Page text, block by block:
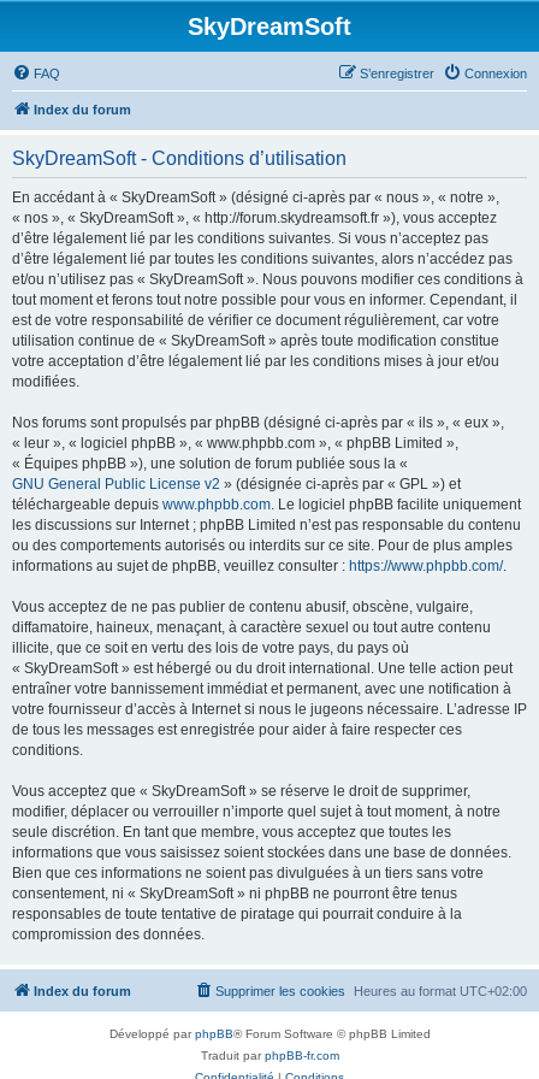
SkyDreamSoft
FAQ Connexion
S’enregistrer
Index du forum
SkyDreamSoft - Conditions d’utilisation
En accédant à « SkyDreamSoft » (désigné ci-après par « nous », « notre »,
« nos », « SkyDreamSoft », « http://forum.skydreamsoft.fr »), vous acceptez
d’être légalement lié par les conditions suivantes. Si vous n’acceptez pas
d’être légalement lié par toutes les conditions suivantes, alors n’accédez pas
et/ou n’utilisez pas « SkyDreamSoft ». Nous pouvons modifier ces conditions à
tout moment et ferons tout notre possible pour vous en informer. Cependant, il
est de votre responsabilité de vérifier ce document régulièrement, car votre
utilisation continue de « SkyDreamSoft » après toute modification constitue
votre acceptation d’être légalement lié par les conditions mises à jour et/ou
modifiées.
Nos forums sont propulsés par phpBB (désigné ci-après par « ils », « eux »,
« leur », « logiciel phpBB », « www.phpbb.com », « phpBB Limited »,
« Équipes phpBB »), une solution de forum publiée sous la «
GNU General Public License v2 » (désignée ci-après par « GPL ») et
téléchargeable depuis www.phpbb.com. Le logiciel phpBB facilite uniquement
les discussions sur Internet ; phpBB Limited n’est pas responsable du contenu
ou des comportements autorisés ou interdits sur ce site. Pour de plus amples
informations au sujet de phpBB, veuillez consulter : https://www.phpbb.com/.
Vous acceptez de ne pas publier de contenu abusif, obscène, vulgaire,
diffamatoire, haineux, menaçant, à caractère sexuel ou tout autre contenu
illicite, que ce soit en vertu des lois de votre pays, du pays où
« SkyDreamSoft » est hébergé ou du droit international. Une telle action peut
entraîner votre bannissement immédiat et permanent, avec une notification à
votre fournisseur d’accès à Internet si nous le jugeons nécessaire. L’adresse IP
de tous les messages est enregistrée pour aider à faire respecter ces
conditions.
Vous acceptez que « SkyDreamSoft » se réserve le droit de supprimer,
modifier, déplacer ou verrouiller n’importe quel sujet à tout moment, à notre
seule discrétion. En tant que membre, vous acceptez que toutes les
informations que vous saisissez soient stockées dans une base de données.
Bien que ces informations ne soient pas divulguées à un tiers sans votre
consentement, ni « SkyDreamSoft » ni phpBB ne pourront être tenus
responsables de toute tentative de piratage qui pourrait conduire à la
compromission des données.
Index du forum Heures au format UTC+02:00
Supprimer les cookies
Développé parphpBB® Forum Software © phpBB Limited
Traduit parphpBB-fr.com